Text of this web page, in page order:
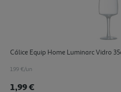
Cálice Equip Home Luminarc Vidro
1.99 €/un
1,99 €